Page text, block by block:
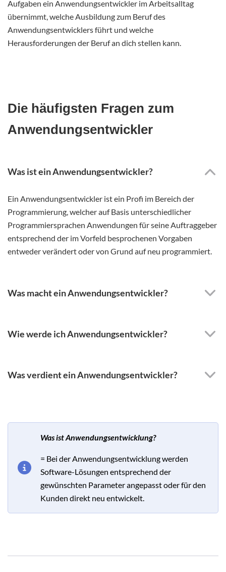
Aufgaben ein Anwendungsentwickler im Arbeitsalltag
übernimmt, welche Ausbildung zum Beruf des
Anwendungsentwicklers führt und welche
Herausforderungen der Beruf an dich stellen kann.
Die häufigsten Fragen zum
Anwendungsentwickler
Was ist ein Anwendungsentwickler?
Ein Anwendungsentwickler ist ein Profi im Bereich der
Programmierung, welcher auf Basis unterschiedlicher
Programmiersprachen Anwendungen für seine Auftraggeber
entsprechend der im Vorfeld besprochenen Vorgaben
entweder verändert oder von Grund auf neu programmiert.
Was macht ein Anwendungsentwickler?
Wie werde ich Anwendungsentwickler?
Was verdient ein Anwendungsentwickler?
Was ist Anwendungsentwicklung?
= Bei der Anwendungsentwicklung werden
Software-Lösungen entsprechend der
gewünschten Parameter angepasst oder für den
Kunden direkt neu entwickelt.